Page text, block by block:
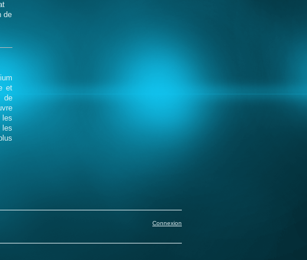
de
et
de
les
les
Connexion